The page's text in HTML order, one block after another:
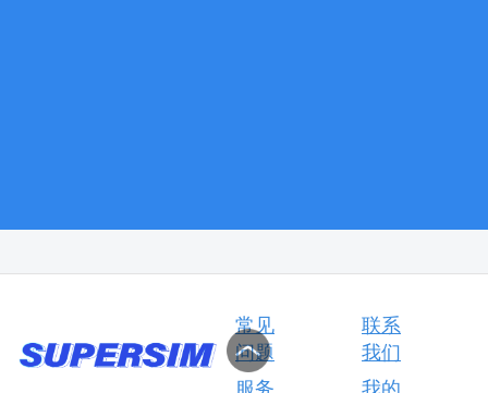
常见
问题
服务
联系
我们
我的